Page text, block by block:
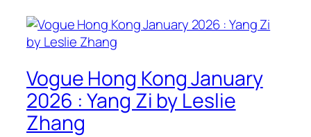
Vogue Hong Kong January
2026 : Yang Zi by Leslie
Zhang